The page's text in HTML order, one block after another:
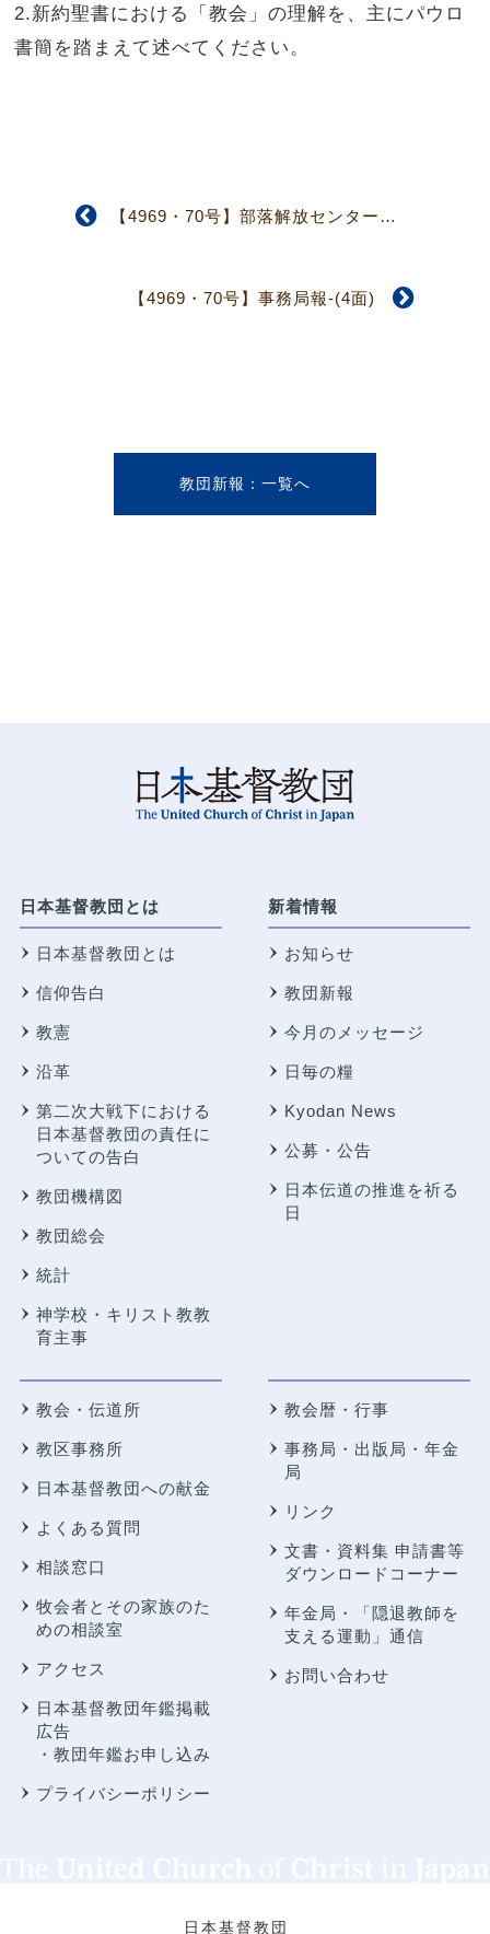
2.新約聖書における「教会」の理解を、主にパウロ
書簡を踏まえて述べてください。
【4969・70号】部落解放センター運営委員会 会議を重ね道筋を整える -(2面)
【4969・70号】事務局報-(4面)
教団新報
日本基督教団とは
日本基督教団とは
信仰告白
教憲
沿革
第二次大戦下における
日本基督教団の責任に
ついての告白
教団機構図
教団総会
統計
神学校・キリスト教教
育主事
新着情報
お知らせ
教団新報
今月のメッセージ
日毎の糧
Kyodan News
公募・公告
日本伝道の推進を祈る
日
教会・伝道所
教区事務所
日本基督教団への献金
よくある質問
相談窓口
牧会者とその家族のた
めの相談室
アクセス
日本基督教団年鑑掲載
広告
・教団年鑑お申し込み
プライバシーポリシー
教会暦・行事
事務局・出版局・年金
局
リンク
文書・資料集 申請書等
ダウンロードコーナー
年金局・
「隠退教師を
支える運動」通信
お問い合わせ
日本基督教団